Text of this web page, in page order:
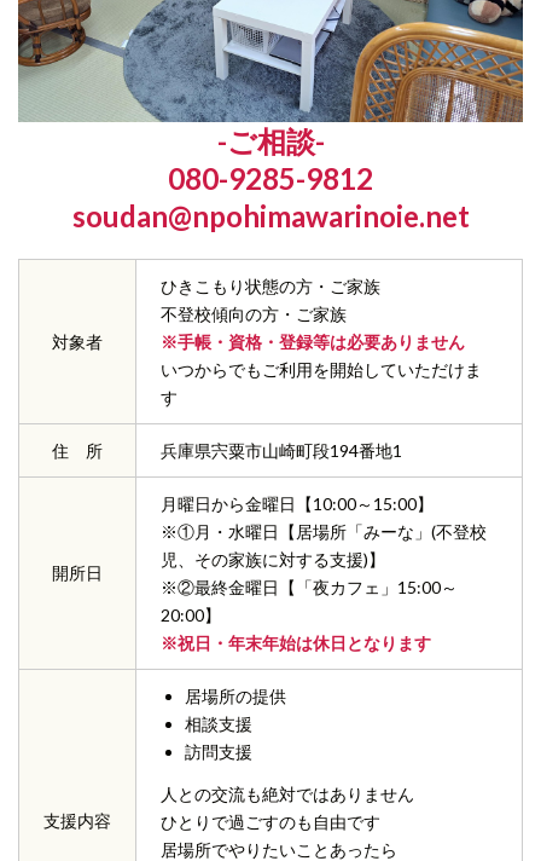
-ご相談-
080-9285-9812
soudan@npohimawarinoie.net
対象者
ひきこもり状態の方・ご家族
不登校傾向の方・ご家族
※手帳・資格・登録等は必要ありません
いつからでもご利用を開始していただけま
す
住 所 兵庫県宍粟市山崎町段194番地1
開所日
月曜日から金曜日【10:00～15:00】
※①月・水曜日【居場所「みーな」(不登校
児、その家族に対する支援)】
※②最終金曜日【「夜カフェ」15:00～
20:00】
※祝日・年末年始は休日となります
支援内容
居場所の提供
相談支援
訪問支援
人との交流も絶対ではありません
ひとりで過ごすのも自由です
居場所でやりたいことあったら